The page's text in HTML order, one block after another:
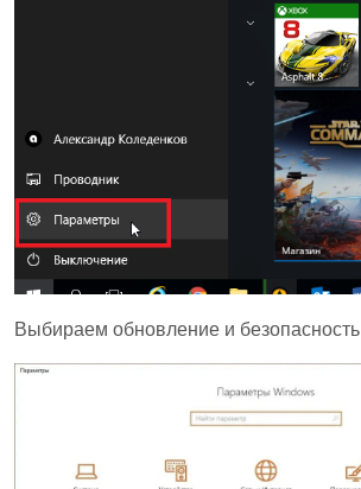
Выбираем обновление и безопасность